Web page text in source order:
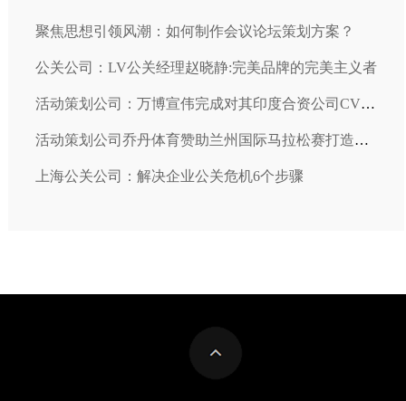
聚焦思想引领风潮：如何制作会议论坛策划方案？
公关公司：LV公关经理赵晓静:完美品牌的完美主义者
活动策划公司：万博宣伟完成对其印度合资公司CVWS全部股份的收购
活动策划公司乔丹体育赞助兰州国际马拉松赛打造一流赛事
上海公关公司：解决企业公关危机6个步骤